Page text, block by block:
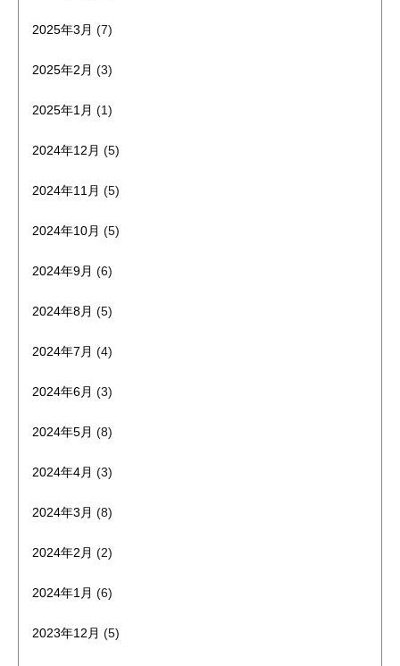
2025年3月 (7)
2025年2月 (3)
2025年1月 (1)
2024年12月 (5)
2024年11月 (5)
2024年10月 (5)
2024年9月 (6)
2024年8月 (5)
2024年7月 (4)
2024年6月 (3)
2024年5月 (8)
2024年4月 (3)
2024年3月 (8)
2024年2月 (2)
2024年1月 (6)
2023年12月 (5)